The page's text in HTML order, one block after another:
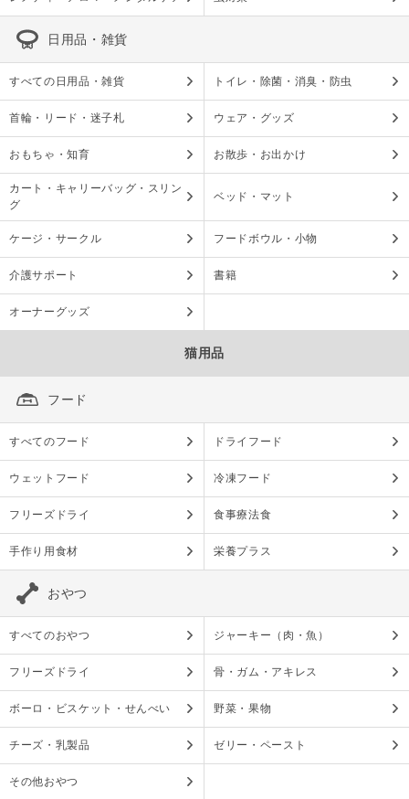
日用品・雑貨
すべての日用品・雑貨 トイレ・除菌・消臭・防虫
首輪・リード・迷子札 ウェア・グッズ
おもちゃ・知育 お散歩・お出かけ
カート・キャリーバッグ・スリン
グ
ベッド・マット
ケージ・サークル フードボウル・小物
介護サポート 書籍
オーナーグッズ
猫用品
フード
すべてのフード ドライフード
ウェットフード 冷凍フード
フリーズドライ 食事療法食
手作り用食材 栄養プラス
おやつ
すべてのおやつ ジャーキー（肉・魚）
フリーズドライ 骨・ガム・アキレス
ボーロ・ビスケット・せんべい 野菜・果物
チーズ・乳製品 ゼリー・ペースト
その他おやつ